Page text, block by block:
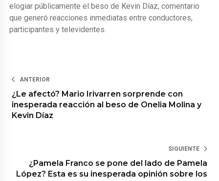
elogiar públicamente el beso de Kevin Díaz, comentario
que generó reacciones inmediatas entre conductores,
participantes y televidentes.
ANTERIOR
¿Le afectó? Mario Irivarren sorprende con
inesperada reacción al beso de Onelia Molina y
Kevin Díaz
SIGUIENTE
¿Pamela Franco se pone del lado de Pamela
López? Esta es su inesperada opinión sobre los